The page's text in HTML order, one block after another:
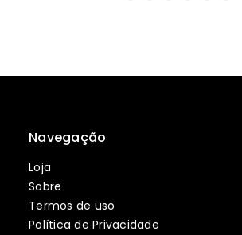
Navegação
Loja
Sobre
Termos de uso
Política de Privacidade